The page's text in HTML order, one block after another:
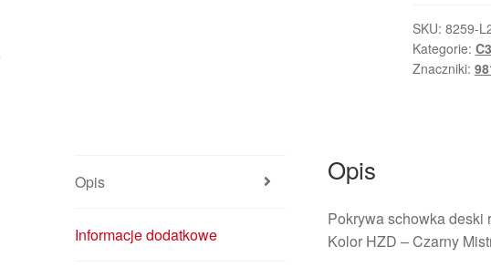
SKU: 8259-
Kategorie:
Znaczniki:
Opis
Informacje dodatkowe
Opis
Pokrywa schowka deski
Kolor HZD – Czarny